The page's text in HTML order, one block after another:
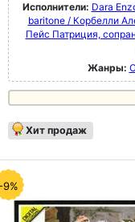
Исполнители: Dara
baritone / Корбелли
Пейс Патриция,
Жанры:
Хит продаж
9%